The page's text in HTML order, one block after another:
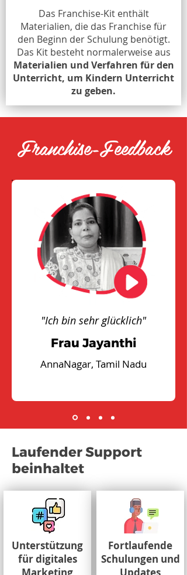
Das Franchise-Kit enthält
Materialien, die das Franchise für
den Beginn der Schulung benötigt.
Das Kit besteht normalerweise aus
Materialien und Verfahren für den
Unterricht, um Kindern Unterricht
zu geben.
Franchise-Feedback
"Ich bin sehr glücklich"
Frau Jayanthi
AnnaNagar, Tamil Nadu
Laufender Support
beinhaltet
Unterstützung
für digitales
Fortlaufende
Schulungen und